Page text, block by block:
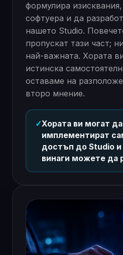
формулира
софтуера и да
нашето Studio.
пропускат тази част;
най-важната. Хората
истинска
оставаме на
второ мнение.
✓Хората ви могат да
имплементират
достъп до Studio и
винаги можете да